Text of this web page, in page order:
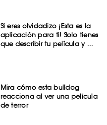
Si eres olvidadizo ¡Esta es la
aplicación para ti! Solo tienes
que describir tu película y ...
Mira cómo esta bulldog
reacciona al ver una película
de terror